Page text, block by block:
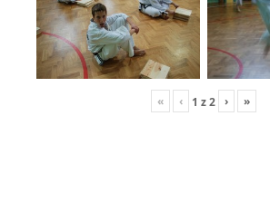
« ‹ 1 z2 › »